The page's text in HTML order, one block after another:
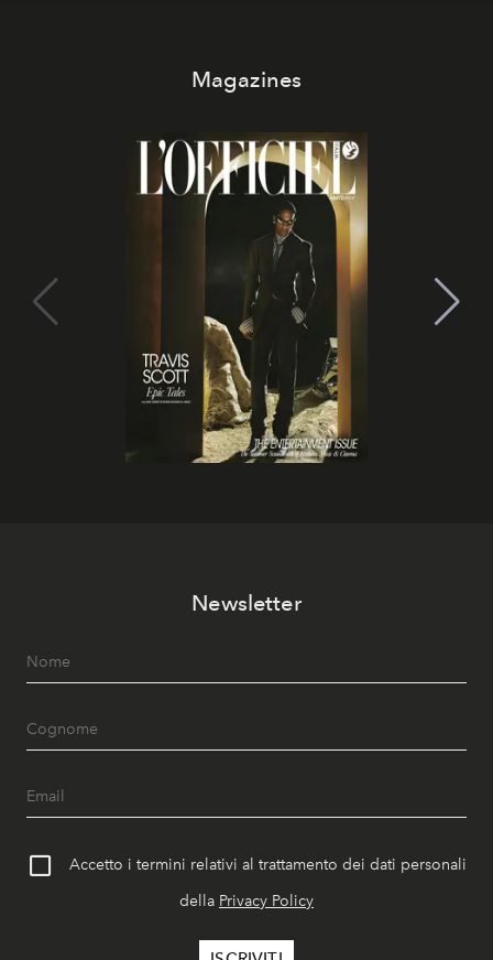
Magazines
Newsletter
Accetto i termini relativi al trattamento dei dati personali
della Privacy Policy